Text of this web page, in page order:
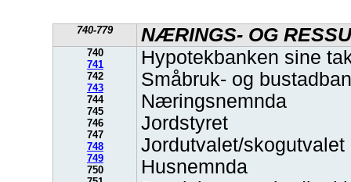
740-779 NÆRINGS- OG
740
741
742
743
744
745
746
747
748
749
750
Hypotekbanken sine
Småbruk- og
Næringsnemnda
Jordstyret
Jordutvalet/skogutvalet
Husnemnda